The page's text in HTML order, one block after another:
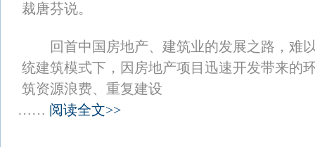
裁唐芬说。
回首中国房地产、建筑业的发展之路，难
统建筑模式下，因房地产项目迅速开发带来的
筑资源浪费、重复建设
…… 阅读全文>>